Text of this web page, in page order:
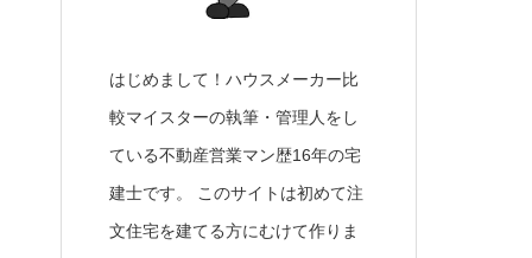
はじめまして！ハウスメーカー比
較マイスターの執筆・管理人をし
ている不動産営業マン歴16年の宅
建士です。 このサイトは初めて注
文住宅を建てる方にむけて作りま